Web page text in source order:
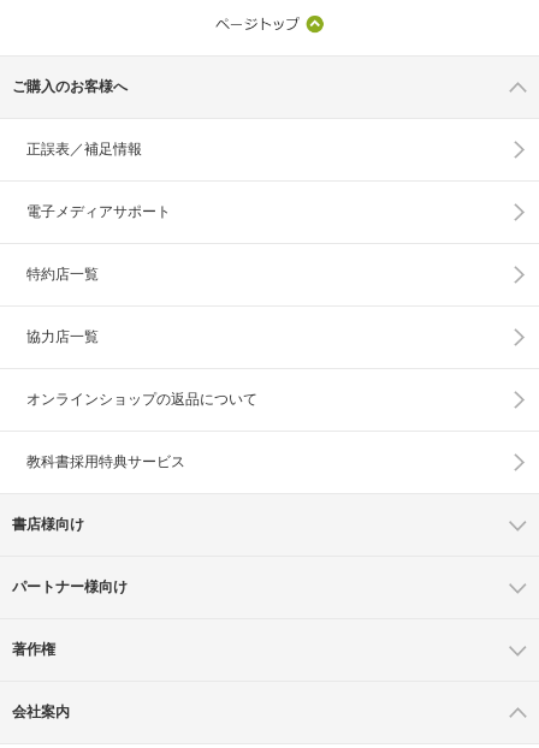
ご購入のお客様へ
正誤表／補足情報
電子メディアサポート
特約店一覧
協力店一覧
オンラインショップの返品について
教科書採用特典サービス
書店様向け
パートナー様向け
著作権
会社案内